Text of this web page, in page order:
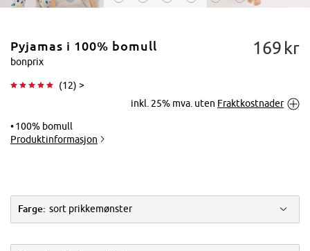
Trykk for å
Pyjamas i 100% bomull
bonprix
(12) >
169 kr
inkl. 25% mva. uten Fraktkostnader
100% bomull
Produktinformasjon
Farge: sort prikkemønster